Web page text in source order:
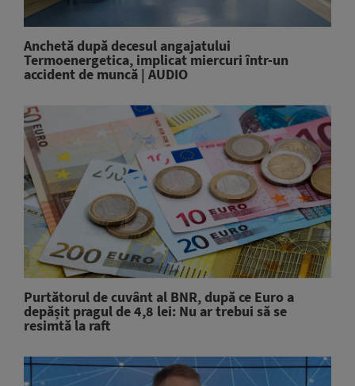
Anchetă după decesul angajatului
Termoenergetica, implicat miercuri într-un
accident de muncă | AUDIO
Purtătorul de cuvânt al BNR, după ce Euro a
depășit pragul de 4,8 lei: Nu ar trebui să se
resimtă la raft